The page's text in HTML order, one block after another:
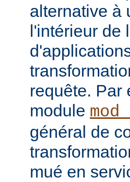
alternative à
l'intérieur de
requête. Par
module
général de
mué en